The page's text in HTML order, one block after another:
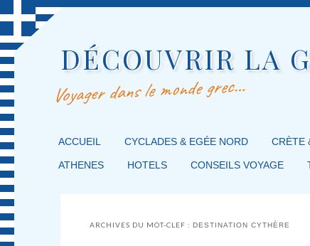
DÉCOUVRIR LA
Voyager dans le monde grec…
MENU PRINCIPAL
MASQUER LA NAVIGATION PRINCIPALE
MASQUER LA NAVIGATION SECONDAIRE
ACCUEIL CYCLADES & EGÉE NORD CRÈTE
ATHENES HOTELS CONSEILS VOYAGE
ARCHIVES DU MOT-CLEF :DESTINATION CYTHÈRE